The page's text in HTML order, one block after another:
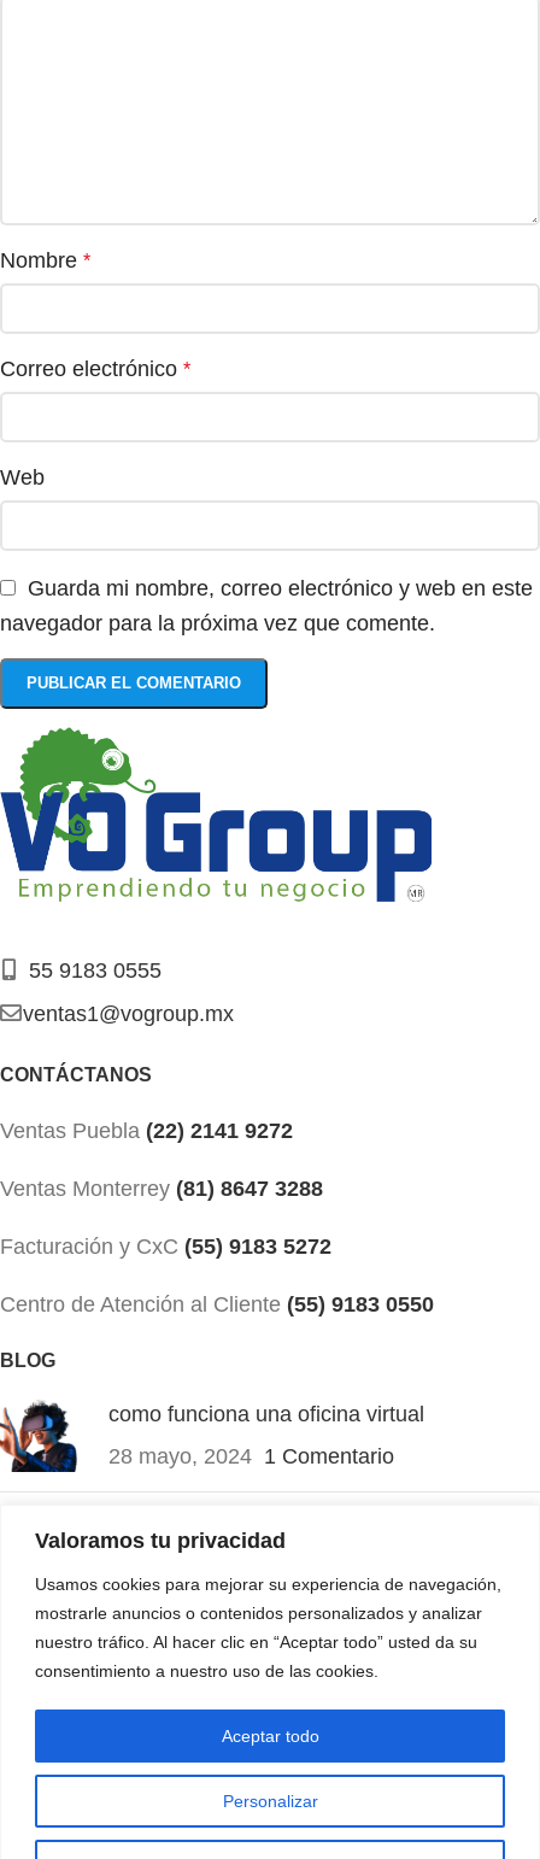
Valoramos tu privacidad
Usamos cookies para mejorar su experiencia de navegación,
mostrarle anuncios o contenidos personalizados y analizar
nuestro tráfico. Al hacer clic en “Aceptar todo” usted da su
consentimiento a nuestro uso de las cookies.
Personalizar
Aceptar todo
Nombre *
Correo electrónico *
Web
Guarda mi nombre, correo electrónico y web en este
navegador para la próxima vez que comente.
55 9183 0555
ventas1@vogroup.mx
CONTÁCTANOS
Ventas Puebla (22) 2141 9272
Ventas Monterrey (81) 8647 3288
Facturación y CxC (55) 9183 5272
Centro de Atención al Cliente (55) 9183 0550
BLOG
como funciona una oficina virtual
28 mayo, 2024 1 Comentario
MÁS INFORMACIÓN
Mapa de Sitio
VO Group . Todos lo derechos reservados desde 2008